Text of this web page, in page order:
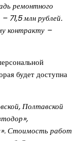
ремонтного
71,5 млн рублей.
контракту –
Полтавской
Стоимость работ